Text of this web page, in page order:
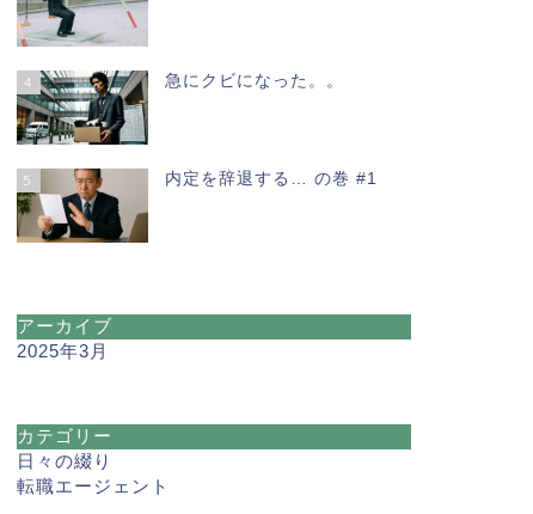
4 急にクビになった。。
5 内定を辞退する… の巻 #1
アーカイブ
2025年3月
カテゴリー
日々の綴り
転職エージェント